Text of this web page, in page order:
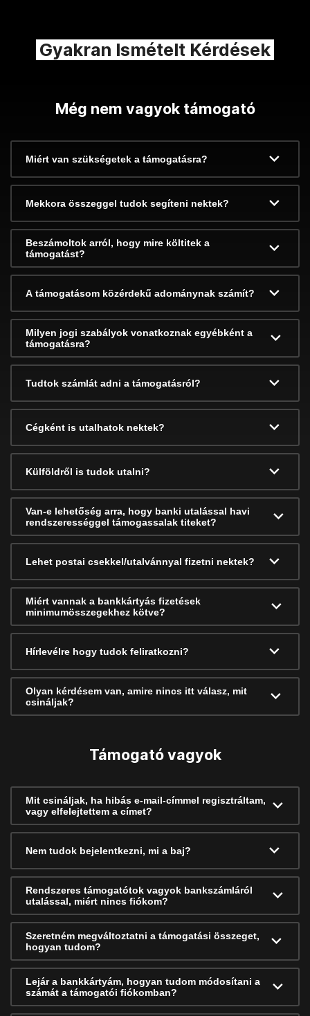
Gyakran Ismételt Kérdések
Még nem vagyok támogató
Miért van szükségetek a támogatásra?
Mekkora összeggel tudok segíteni nektek?
Beszámoltok arról, hogy mire költitek a
támogatást?
A támogatásom közérdekű adománynak számít?
Milyen jogi szabályok vonatkoznak egyébként a
támogatásra?
Tudtok számlát adni a támogatásról?
Cégként is utalhatok nektek?
Külföldről is tudok utalni?
Van-e lehetőség arra, hogy banki utalással havi
rendszerességgel támogassalak titeket?
Lehet postai csekkel/utalvánnyal fizetni nektek?
Miért vannak a bankkártyás fizetések
minimumösszegekhez kötve?
Hírlevélre hogy tudok feliratkozni?
Olyan kérdésem van, amire nincs itt válasz, mit
csináljak?
Támogató vagyok
Mit csináljak, ha hibás e-mail-címmel regisztráltam,
vagy elfelejtettem a címet?
Nem tudok bejelentkezni, mi a baj?
Rendszeres támogatótok vagyok bankszámláról
utalással, miért nincs fiókom?
Szeretném megváltoztatni a támogatási összeget,
hogyan tudom?
Lejár a bankkártyám, hogyan tudom módosítani a
számát a támogatói fiókomban?